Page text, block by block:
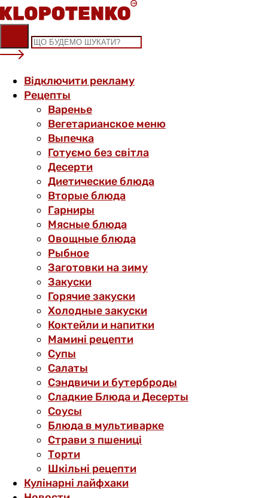
Skip
to
content
Відключити рекламу
Рецепты
Варенье
Вегетарианское меню
Выпечка
Готуємо без світла
Десерти
Диетические блюда
Вторые блюда
Гарниры
Мясные блюда
Овощные блюда
Рыбное
Заготовки на зиму
Закуски
Горячие закуски
Холодные закуски
Коктейли и напитки
Мамині рецепти
Супы
Салаты
Сэндвичи и бутерброды
Сладкие Блюда и Десерты
Соусы
Блюда в мультиварке
Страви з пшениці
Торти
Шкільні рецепти
Кулінарні лайфхаки